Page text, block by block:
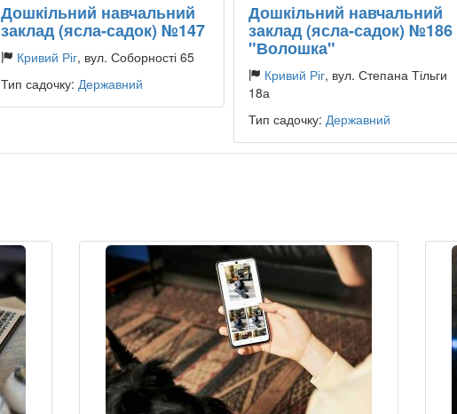
Дошкільний навчальний
заклад (ясла-садок) №147
Кривий Ріг, вул. Соборності 65
Тип садочку: Державний
Дошкільний навчальний
заклад (ясла-садок) №186
"Волошка"
Кривий Ріг, вул. Степана Тільги
18а
Тип садочку:Державний